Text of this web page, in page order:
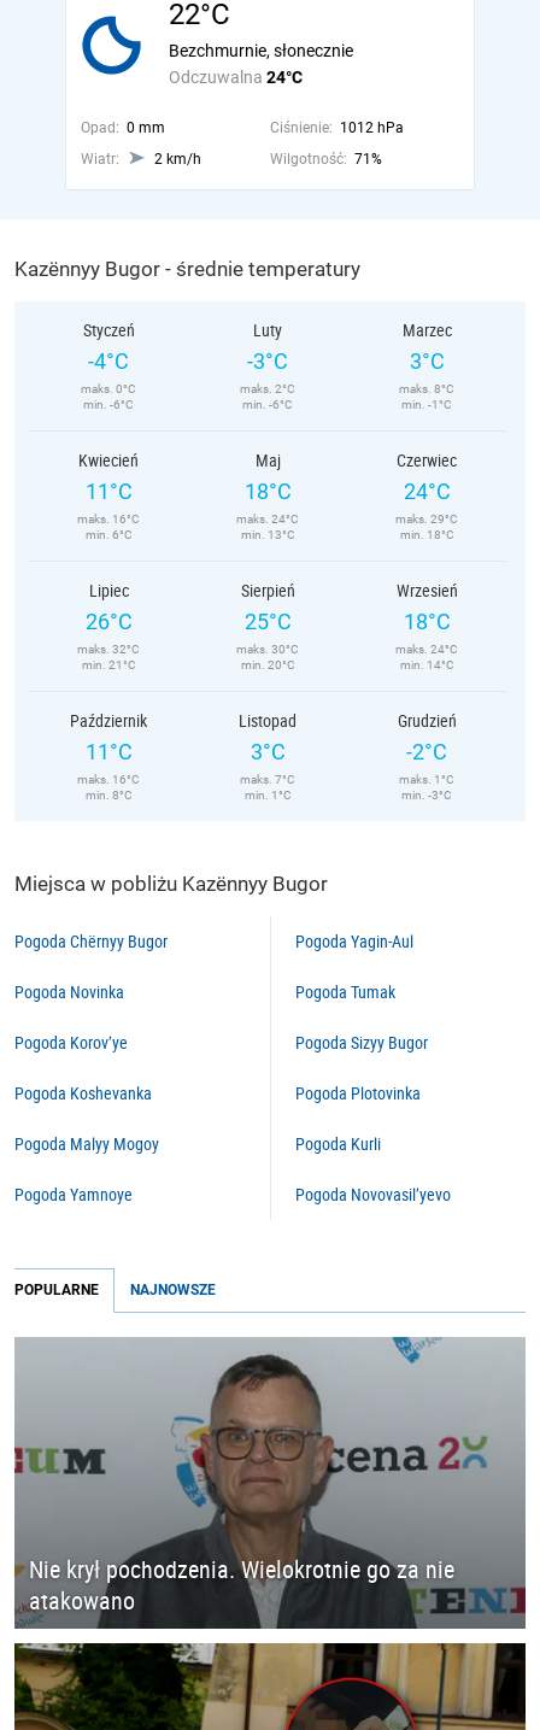
22°C
Odczuwalna 24°C
Bezchmurnie, słonecznie
Opad: 0 mm Ciśnienie: 1012 hPa
Wiatr:
2 km/h Wilgotność: 71%
Kazënnyy Bugor - średnie temperatury
Styczeń
-4°C
maks. 0°C
min. -6°C
Luty
-3°C
maks. 2°C
min. -6°C
Marzec
3°C
maks. 8°C
min. -1°C
Kwiecień
11°C
maks. 16°C
min. 6°C
Maj
18°C
maks. 24°C
min. 13°C
Czerwiec
24°C
maks. 29°C
min. 18°C
Lipiec
26°C
maks. 32°C
min. 21°C
Sierpień
25°C
maks. 30°C
min. 20°C
Wrzesień
18°C
maks. 24°C
min. 14°C
Październik
11°C
maks. 16°C
min. 8°C
Listopad
3°C
maks. 7°C
min. 1°C
Grudzień
-2°C
maks. 1°C
min. -3°C
Miejsca w pobliżu Kazënnyy Bugor
Pogoda Chërnyy Bugor
Pogoda Novinka
Pogoda Korov’ye
Pogoda Koshevanka
Pogoda Malyy Mogoy
Pogoda Yamnoye
Pogoda Yagin-Aul
Pogoda Tumak
Pogoda Sizyy Bugor
Pogoda Plotovinka
Pogoda Kurli
Pogoda Novovasil’yevo
POPULARNE NAJNOWSZE
Nie krył pochodzenia. Wielokrotnie go za nie
atakowano